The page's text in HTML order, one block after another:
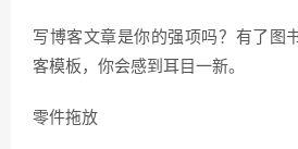
写博客文章是你的强项吗？有了图
客模板，你会感到耳目一新。
零件拖放